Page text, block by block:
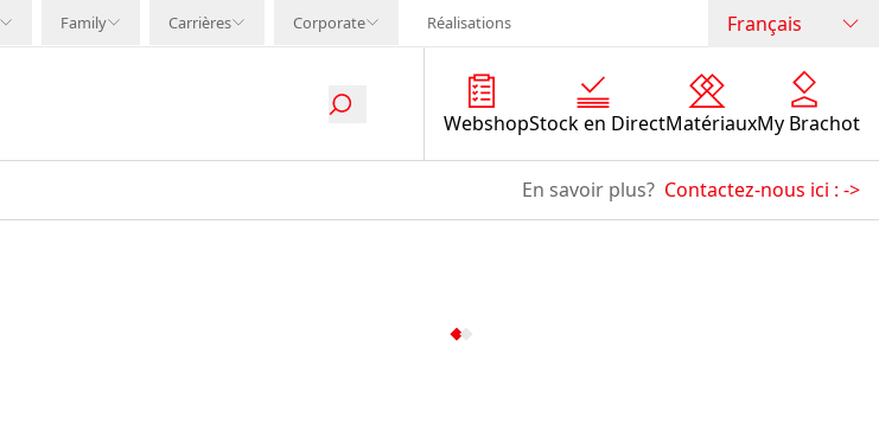
Family Carrières Corporate Réalisations Français
WebshopStock en DirectMatériauxMy Brachot
En savoir plus? Contactez-nous ici : ->